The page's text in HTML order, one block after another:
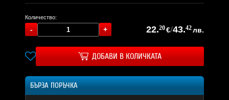
Количество:
22.20€/43.42лв.
ДОБАВИ В КОЛИЧКАТА
БЪРЗА ПОРЪЧКА